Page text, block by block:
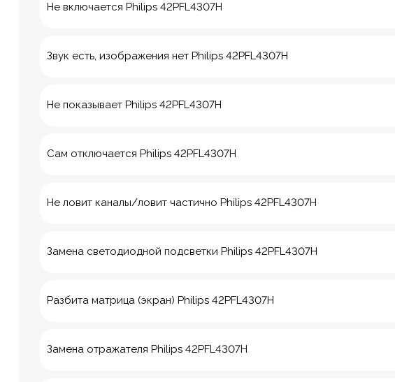
Не включается Philips 42PFL4307H
Звук есть, изображения нет Philips 42PFL4307H
Не показывает Philips 42PFL4307H
Сам отключается Philips 42PFL4307H
Не ловит каналы/ловит частично Philips 42PFL4307H
Замена светодиодной подсветки Philips 42PFL4307H
Разбита матрица (экран) Philips 42PFL4307H
Замена отражателя Philips 42PFL4307H8 Красноармейская, 20